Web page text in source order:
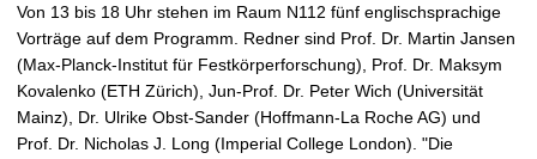
Von 13 bis 18 Uhr stehen im Raum N112 fünf englischsprachige
Vorträge auf dem Programm. Redner sind Prof. Dr. Martin Jansen
(Max-Planck-Institut für Festkörperforschung), Prof. Dr. Maksym
Kovalenko (ETH Zürich), Jun-Prof. Dr. Peter Wich (Universität
Mainz), Dr. Ulrike Obst-Sander (Hoffmann-La Roche AG) und
Prof. Dr. Nicholas J. Long (Imperial College London). "Die